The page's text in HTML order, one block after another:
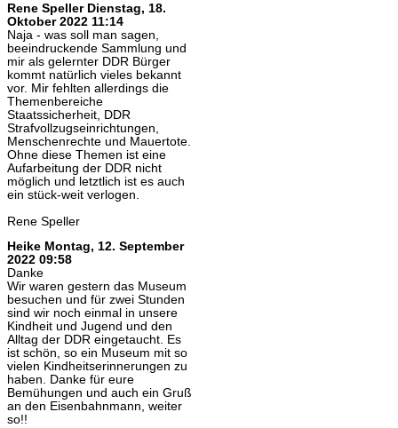
Rene Speller Dienstag, 18.
Oktober 2022 11:14
Naja - was soll man sagen,
beeindruckende Sammlung und
mir als gelernter DDR Bürger
kommt natürlich vieles bekannt
vor. Mir fehlten allerdings die
Themenbereiche
Staatssicherheit, DDR
Strafvollzugseinrichtungen,
Menschenrechte und Mauertote.
Ohne diese Themen ist eine
Aufarbeitung der DDR nicht
möglich und letztlich ist es auch
ein stück-weit verlogen.
Rene Speller
Heike Montag, 12. September
2022 09:58
Danke
Wir waren gestern das Museum
besuchen und für zwei Stunden
sind wir noch einmal in unsere
Kindheit und Jugend und den
Alltag der DDR eingetaucht. Es
ist schön, so ein Museum mit so
vielen Kindheitserinnerungen zu
haben. Danke für eure
Bemühungen und auch ein Gruß
an den Eisenbahnmann, weiter
so!!